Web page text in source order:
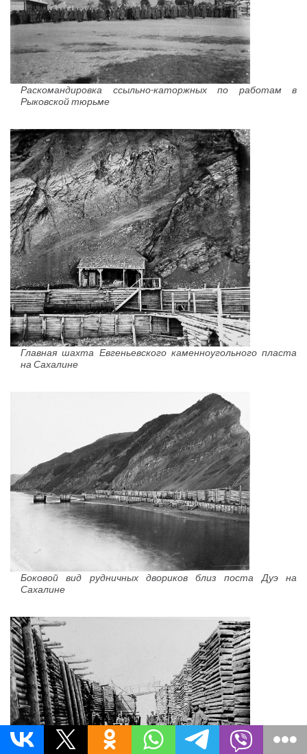
Раскомандировка ссыльно-каторжных по работам в
Рыковской тюрьме
Главная шахта Евгеньевского каменноугольного пласта
на Сахалине
Боковой вид рудничных двориков близ поста Дуэ на
Сахалине